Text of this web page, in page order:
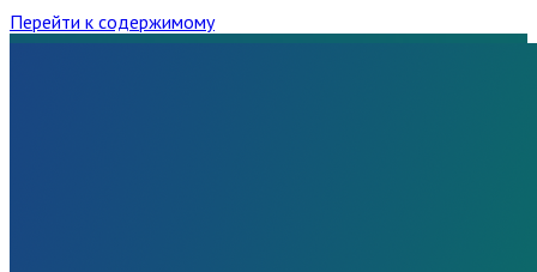
Перейти к содержимому